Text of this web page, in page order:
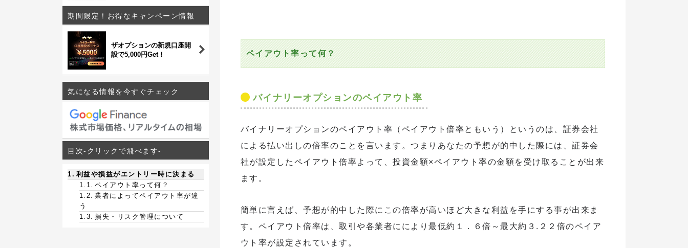
ペイアウト率って何？
バイナリーオプションのペイアウト率
バイナリーオプションのペイアウト率（ペイアウト倍率ともいう）というのは、証券会社
による払い出しの倍率のことを言います。つまりあなたの予想が的中した際には、証券会
社が設定したペイアウト倍率よって、投資金額×ペイアウト率の金額を受け取ることが出来
ます。
簡単に言えば、予想が的中した際にこの倍率が高いほど大きな利益を手にする事が出来ま
す。ペイアウト倍率は、取引や各業者ににより最低約１．６倍～最大約３.２２倍のペイア
ウト率が設定されています。
期間限定！お得なキャンペーン情報
ザオプションの新規口座開
設で5,000円Get！
気になる情報を今すぐチェック
目次-クリックで飛べます-
利益や損益がエントリー時に決まる
ペイアウト率って何？
業者によってペイアウト率が違
う
損失・リスク管理について